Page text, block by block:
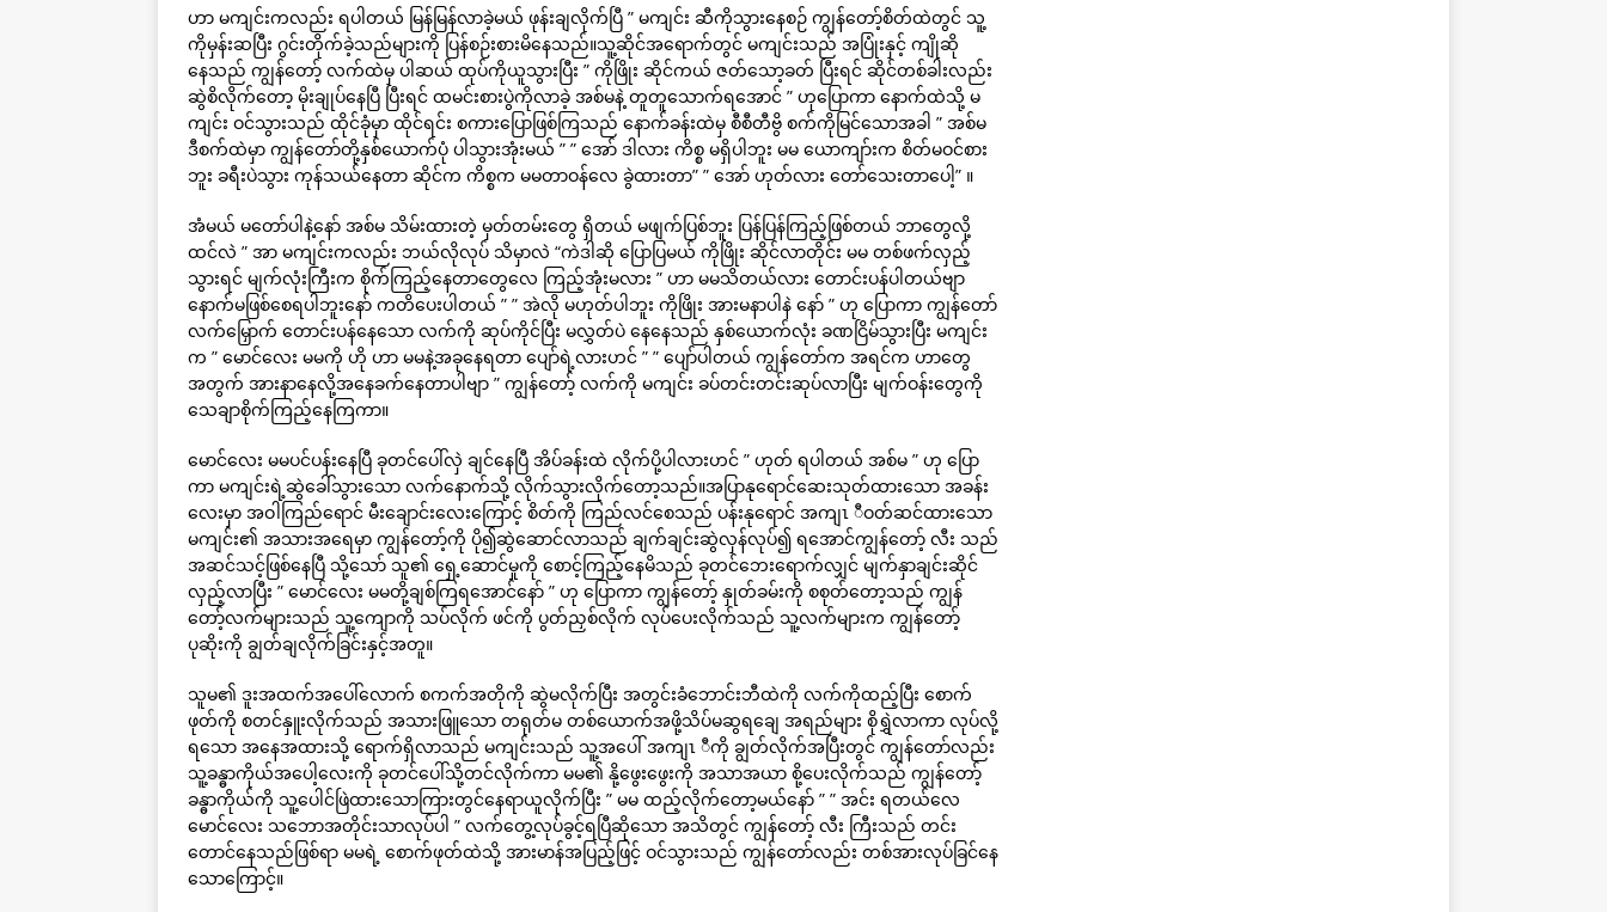
ဟာ မကျင်းကလည်း ရပါတယ် မြန်မြန်လာခဲ့မယ် ဖုန်းချလိုက်ပြီ ” မကျင်း ဆီကိုသွားနေစဉ် ကျွန်တော့်စိတ်ထဲတွင် သူ့
ကိုမှန်းဆပြီး ဂွင်းတိုက်ခဲ့သည်များကို ပြန်စဉ်းစားမိနေသည်။သူ့ဆိုင်အရောက်တွင် မကျင်းသည် အပြုံးနှင့် ကျိုဆို
နေသည် ကျွန်တော့် လက်ထဲမှ ပါဆယ် ထုပ်ကိုယူသွားပြီး ” ကိုဖြိုး ဆိုင်ကယ် ဇတ်သော့ခတ် ပြီးရင် ဆိုင်တစ်ခါးလည်း
ဆွဲစိလိုက်တော့ မိုးချုပ်နေပြီ ပြီးရင် ထမင်းစားပွဲကိုလာခဲ့ အစ်မနဲ့ တူတူသောက်ရအောင် ” ဟုပြောကာ နောက်ထဲသို့ မ
ကျင်း ဝင်သွားသည် ထိုင်ခုံမှာ ထိုင်ရင်း စကားပြောဖြစ်ကြသည် နောက်ခန်းထဲမှ စီစီတီဗွိ စက်ကိုမြင်သောအခါ ” အစ်မ
ဒီစက်ထဲမှာ ကျွန်တော်တို့နှစ်ယောက်ပုံ ပါသွားအုံးမယ် ” ” အော် ဒါလား ကိစ္စ မရှိပါဘူး မမ ယောကျာ်းက စိတ်မဝင်စား
ဘူး ခရီးပဲသွား ကုန်သယ်နေတာ ဆိုင်က ကိစ္စက မမတာဝန်လေ ခွဲထားတာ” ” အော် ဟုတ်လား တော်သေးတာပေါ့” ။
အံမယ် မတော်ပါနဲ့နော် အစ်မ သိမ်းထားတဲ့ မှတ်တမ်းတွေ ရှိတယ် မဖျက်ပြစ်ဘူး ပြန်ပြန်ကြည့်ဖြစ်တယ် ဘာတွေလို့
ထင်လဲ ” အာ မကျင်းကလည်း ဘယ်လိုလုပ် သိမှာလဲ “ကဲဒါဆို ပြောပြမယ် ကိုဖြိုး ဆိုင်လာတိုင်း မမ တစ်ဖက်လှည့်
သွားရင် မျက်လုံးကြီးက စိုက်ကြည့်နေတာတွေလေ ကြည့်အုံးမလား ” ဟာ မမသိတယ်လား တောင်းပန်ပါတယ်ဗျာ
နောက်မဖြစ်စေရပါဘူးနော် ကတိပေးပါတယ် ” ” အဲလို မဟုတ်ပါဘူး ကိုဖြိုး အားမနာပါနဲ နော် ” ဟု ပြောကာ ကျွန်တော်
လက်မြှောက် တောင်းပန်နေသော လက်ကို ဆုပ်ကိုင်ပြီး မလွှတ်ပဲ နေနေသည် နှစ်ယောက်လုံး ခဏငြိမ်သွားပြီး မကျင်း
က ” မောင်လေး မမကို ဟို ဟာ မမနဲ့အခုနေရတာ ပျော်ရဲ့လားဟင် ” ” ပျော်ပါတယ် ကျွန်တော်က အရင်က ဟာတွေ
အတွက် အားနာနေလို့အနေခက်နေတာပါဗျာ ” ကျွန်တော့် လက်ကို မကျင်း ခပ်တင်းတင်းဆုပ်လာပြီး မျက်ဝန်းတွေကို
သေချာစိုက်ကြည့်နေကြကာ။
မောင်လေး မမပင်ပန်းနေပြီ ခုတင်ပေါ်လှဲ ချင်နေပြီ အိပ်ခန်းထဲ လိုက်ပို့ပါလားဟင် ” ဟုတ် ရပါတယ် အစ်မ ” ဟု ပြော
ကာ မကျင်းရဲ့ဆွဲခေါ်သွားသော လက်နောက်သို့ လိုက်သွားလိုက်တော့သည်။အပြာနုရောင်ဆေးသုတ်ထားသော အခန်း
လေးမှာ အဝါကြည်ရောင် မီးချောင်းလေးကြောင့် စိတ်ကို ကြည်လင်စေသည် ပန်းနုရောင် အကျၤ ီဝတ်ဆင်ထားသော
မကျင်း၏ အသားအရေမှာ ကျွန်တော့်ကို ပို၍ဆွဲဆောင်လာသည် ချက်ချင်းဆွဲလှန်လုပ်၍ ရအောင်ကျွန်တော့် လီး သည်
အဆင်သင့်ဖြစ်နေပြီ သို့သော် သူ၏ ရှေ့ဆောင်မှုကို စောင့်ကြည့်နေမိသည် ခုတင်ဘေးရောက်လျှင် မျက်နှာချင်းဆိုင်
လှည့်လာပြီး ” မောင်လေး မမတို့ချစ်ကြရအောင်နော် ” ဟု ပြောကာ ကျွန်တော့် နှုတ်ခမ်းကို စစုတ်တော့သည် ကျွန်
တော့်လက်များသည် သူ့ကျောကို သပ်လိုက် ဖင်ကို ပွတ်ညှစ်လိုက် လုပ်ပေးလိုက်သည် သူ့လက်များက ကျွန်တော့်
ပုဆိုးကို ချွတ်ချလိုက်ခြင်းနှင့်အတူ။
သူမ၏ ဒူးအထက်အပေါ်လောက် စကက်အတိုကို ဆွဲမလိုက်ပြီး အတွင်းခံဘောင်းဘီထဲကို လက်ကိုထည့်ပြီး စောက်
ဖုတ်ကို စတင်နှူးလိုက်သည် အသားဖြူသော တရုတ်မ တစ်ယောက်အဖို့သိပ်မဆွရချေ အရည်များ စိုရွှဲလာကာ လုပ်လို့
ရသော အနေအထားသို့ ရောက်ရှိလာသည် မကျင်းသည် သူ့အပေါ် အကျၤ ီကို ချွတ်လိုက်အပြီးတွင် ကျွန်တော်လည်း
သူ့ခန္ဓာကိုယ်အပေါ့လေးကို ခုတင်ပေါ်သို့တင်လိုက်ကာ မမ၏ နို့ဖွေးဖွေးကို အသာအယာ စို့ပေးလိုက်သည် ကျွန်တော့်
ခန္ဓာကိုယ်ကို သူ့ပေါင်ဖြဲထားသောကြားတွင်နေရာယူလိုက်ပြီး ” မမ ထည့်လိုက်တော့မယ်နော် ” ” အင်း ရတယ်လေ
မောင်လေး သဘောအတိုင်းသာလုပ်ပါ ” လက်တွေ့လုပ်ခွင့်ရပြီဆိုသော အသိတွင် ကျွန်တော့် လီး ကြီးသည် တင်း
တောင်နေသည်ဖြစ်ရာ မမရဲ့ စောက်ဖုတ်ထဲသို့ အားမာန်အပြည့်ဖြင့် ဝင်သွားသည် ကျွန်တော်လည်း တစ်အားလုပ်ခြင်နေ
သောကြောင့်။